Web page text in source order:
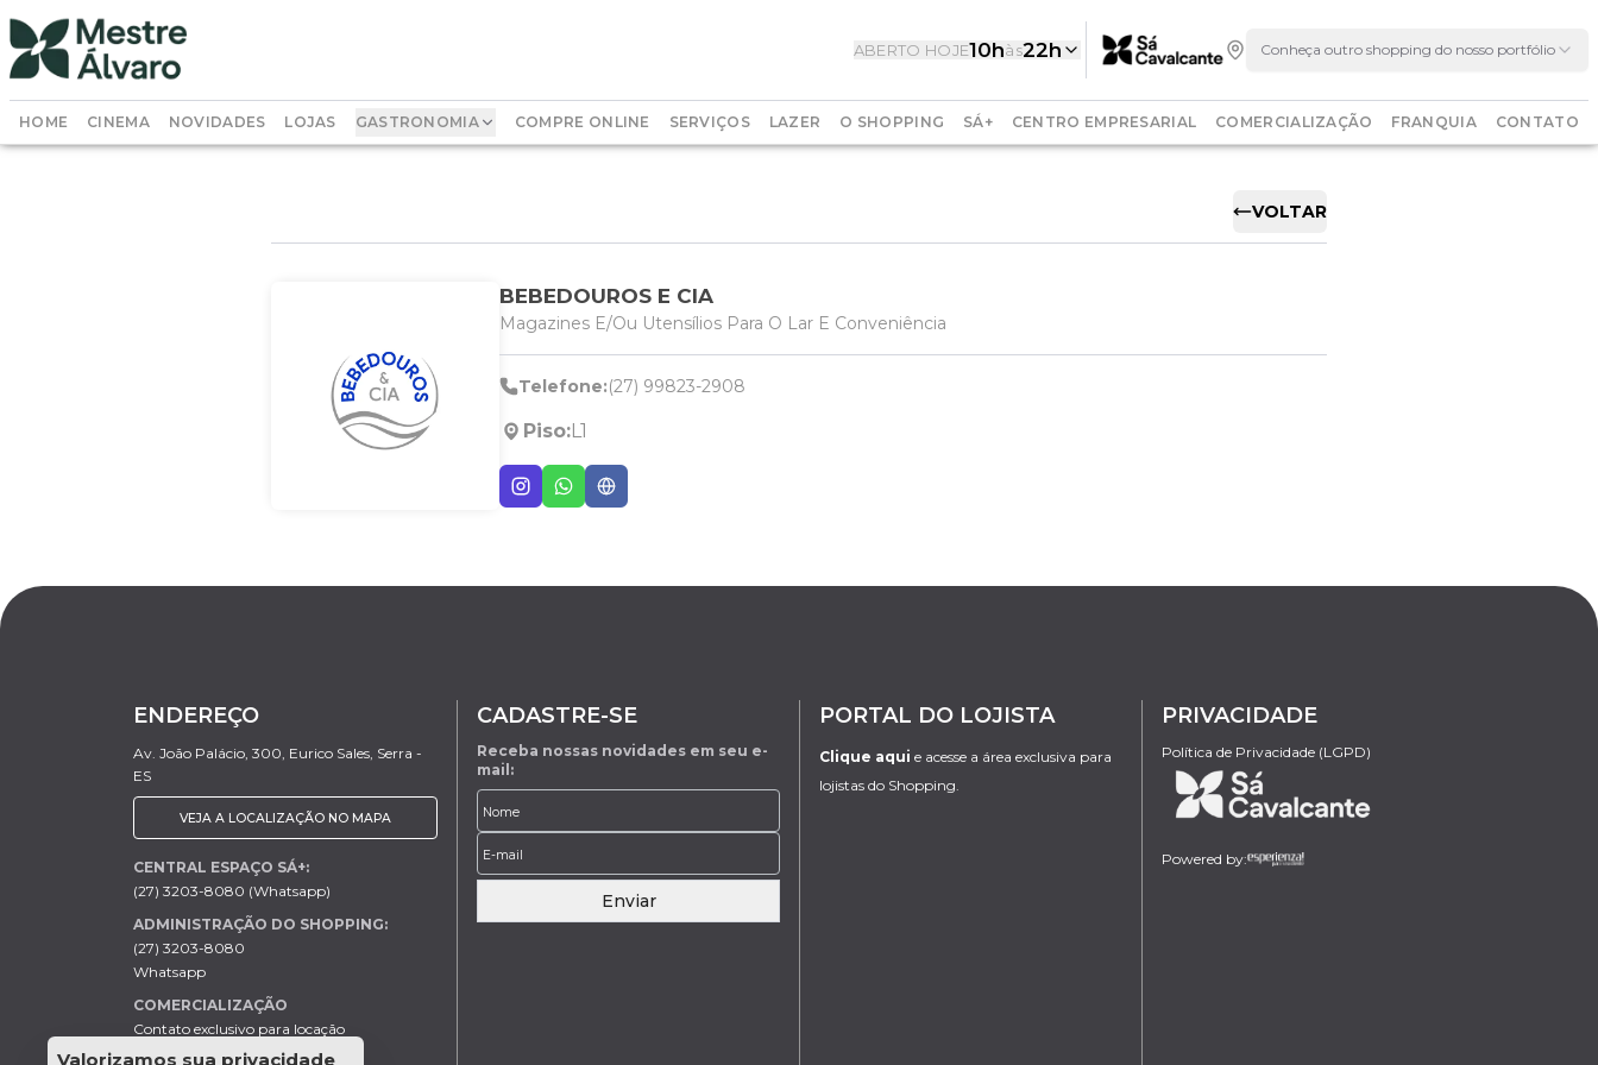
ABERTO HOJE10hàs22h Conheça outro shopping do nosso portfólio
HOME CINEMA NOVIDADES LOJAS GASTRONOMIA COMPRE ONLINE SERVIÇOS LAZER O SHOPPING SÁ+ CENTRO EMPRESARIAL COMERCIALIZAÇÃO FRANQUIA CONTATO
VOLTAR
BEBEDOUROS E CIA
Magazines E/Ou Utensílios Para O Lar E Conveniência
Telefone:(27) 99823-2908
Piso:L1
ENDEREÇO
Av. João Palácio, 300, Eurico Sales, Serra -
ES
VEJA A LOCALIZAÇÃO NO MAPA
CENTRAL ESPAÇO SÁ+:
(27) 3203-8080 (Whatsapp)
ADMINISTRAÇÃO DO SHOPPING:
(27) 3203-8080
Whatsapp
COMERCIALIZAÇÃO
Contato exclusivo para locação
Helder - (27) 99613-0046
CADASTRE-SE
Receba nossas novidades em seu e-
mail:
Enviar
PORTAL DO LOJISTA
Clique aqui e acesse a área exclusiva para
lojistas do Shopping.
PRIVACIDADE
Política de Privacidade (LGPD)
Powered by:
Valorizamos sua privacidade